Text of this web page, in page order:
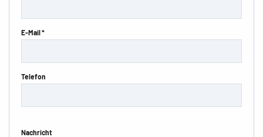
E-Mail *
Telefon
Nachricht